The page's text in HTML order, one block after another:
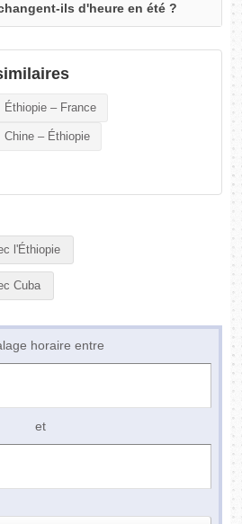
ils d'heure en été ?
Éthiopie – France
Chine – Éthiopie
l'Éthiopie
Cuba
horaire entre
et